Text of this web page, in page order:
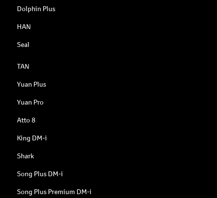
Dolphin Plus
HAN
Seal
TAN
Yuan Plus
Yuan Pro
Atto 8
King DM-i
Shark
Song Plus DM-i
Song Plus Premium DM-i